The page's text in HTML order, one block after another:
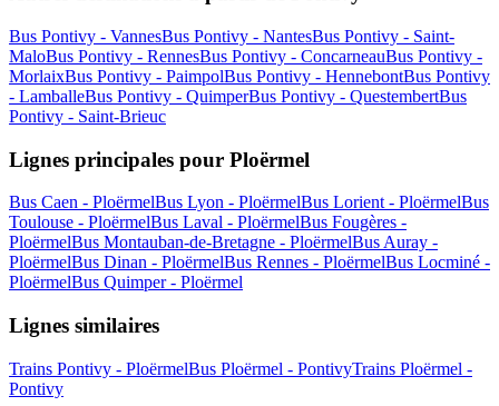
Bus Pontivy - VannesBus Pontivy - NantesBus Pontivy - Saint-
MaloBus Pontivy - RennesBus Pontivy - ConcarneauBus Pontivy -
MorlaixBus Pontivy - PaimpolBus Pontivy - HennebontBus Pontivy
- LamballeBus Pontivy - QuimperBus Pontivy - QuestembertBus
Pontivy - Saint-Brieuc
Lignes principales pour Ploërmel
Bus Caen - PloërmelBus Lyon - PloërmelBus Lorient - PloërmelBus
Toulouse - PloërmelBus Laval - PloërmelBus Fougères -
PloërmelBus Montauban-de-Bretagne - PloërmelBus Auray -
PloërmelBus Dinan - PloërmelBus Rennes - PloërmelBus Locminé -
PloërmelBus Quimper - Ploërmel
Lignes similaires
Trains Pontivy - PloërmelBus Ploërmel - PontivyTrains Ploërmel -
Pontivy